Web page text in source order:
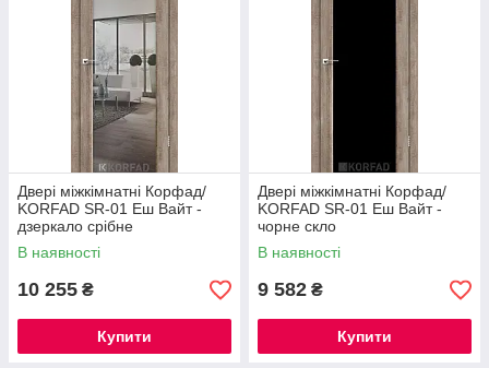
Двері міжкімнатні Корфад/
KORFAD SR-01 Еш Вайт -
дзеркало срібне
В наявності
10 255 ₴
Купити
Двері міжкімнатні Корфад/
KORFAD SR-01 Еш Вайт -
чорне скло
В наявності
9 582 ₴
Купити